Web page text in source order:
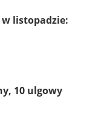
listopadzie:
10 ulgowy